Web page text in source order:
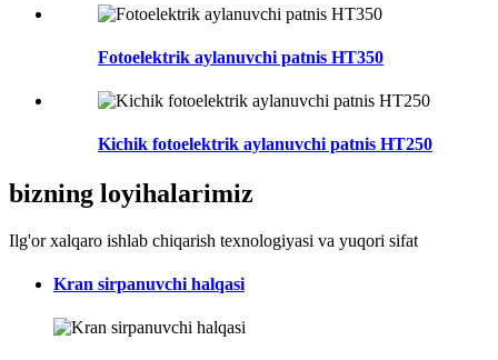
Fotoelektrik aylanuvchi patnis HT350
Kichik fotoelektrik aylanuvchi patnis HT250
bizning loyihalarimiz
Ilg'or xalqaro ishlab chiqarish texnologiyasi va yuqori sifat
Kran sirpanuvchi halqasi